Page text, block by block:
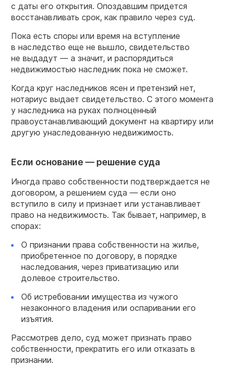
с даты его открытия. Опоздавшим придется
восстанавливать срок, как правило через суд.
Пока есть споры или время на вступление
в наследство еще не вышло, свидетельство
не выдадут — а значит, и распорядиться
недвижимостью наследник пока не сможет.
Когда круг наследников ясен и претензий нет,
нотариус выдает свидетельство. С этого момента
у наследника на руках полноценный
правоустанавливающий документ на квартиру или
другую унаследованную недвижимость.
Если основание — решение суда
Иногда право собственности подтверждается не
договором, а решением суда — если оно
вступило в силу и признает или устанавливает
право на недвижимость. Так бывает, например, в
спорах:
О признании права собственности на жилье,
приобретенное по договору, в порядке
наследования, через приватизацию или
долевое строительство.
Об истребовании имущества из чужого
незаконного владения или оспаривании его
изъятия.
Рассмотрев дело, суд может признать право
собственности, прекратить его или отказать в
признании.